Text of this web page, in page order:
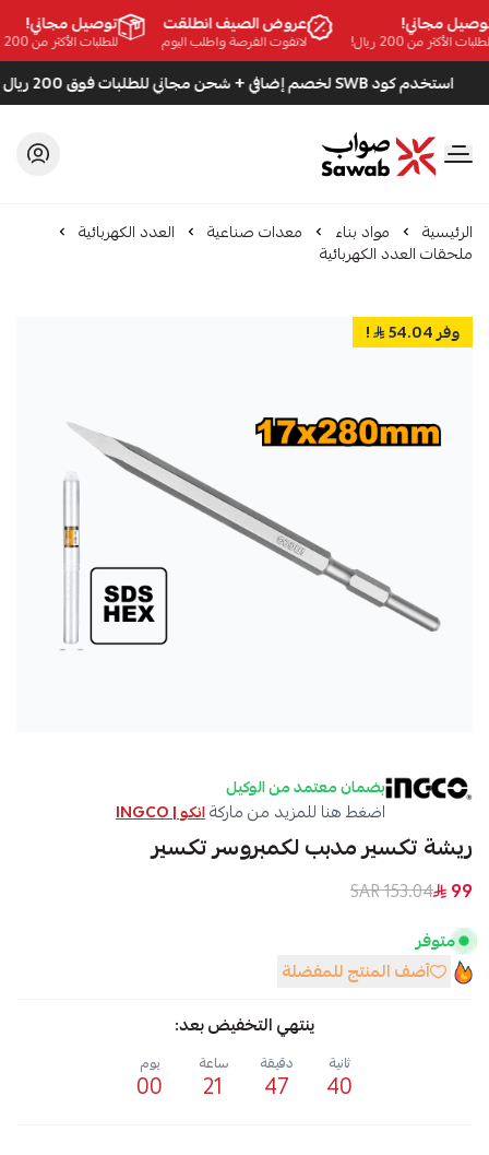
مجاني!
الأكثر من 200 ريال!
عروض الصيف انطلقت
لاتفوت الفرصة واطلب اليوم
توصيل مجاني!
للطلبات الأكثر من 200 ريال!
استخدم كود SWB لخصم إضافي + شحن مجاني للطلبات فوق 200 ريال
صواب
الرئيسية مواد بناء معدات صناعية العدد الكهربائية
ملحقات العدد الكهربائية
وفر 54.04 !
بضمان معتمد من الوكيل
اضغط هنا للمزيد من ماركةانكو | INGCO
ريشة تكسير مدبب لكمبروسر تكسير
99
153.04 SAR
متوفر
أضف المنتج للمفضلة
ينتهي التخفيض بعد:
40
ثانية
47
دقيقة
21
ساعة
00
يوم